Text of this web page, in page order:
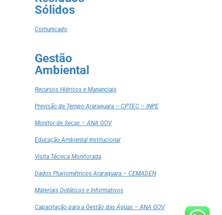
Sólidos
Comunicado
Gestão
Ambiental
Recursos Hídricos e Mananciais
Previsão de Tempo Araraquara – CPTEC – INPE
Monitor de Secas – ANA GOV
Educação Ambiental Institucional
Visita Técnica Monitorada
Dados Pluviométricos Araraquara – CEMADEN
Materiais Didáticos e Informativos
Capacitação para a Gestão das Águas – ANA GOV